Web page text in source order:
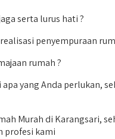
serta lurus hati ?
penyempuraan
rumah ?
yang Anda perlukan,
Murah di Karangsari,
profesi kami